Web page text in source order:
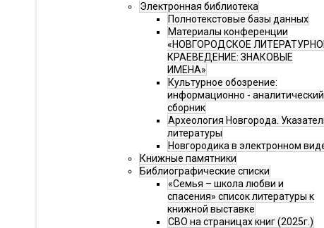
Электронная библиотека
Полнотекстовые базы данных
Материалы конференции
«НОВГОРОДСКОЕ
КРАЕВЕДЕНИЕ: ЗНАКОВЫЕ
ИМЕНА»
Культурное обозрение:
информационно - аналитический
сборник
Археология Новгорода.
литературы
Новгородика в электронном
Книжные памятники
Библиографические списки
«Семья – школа любви и
спасения» список литературы к
книжной выставке
СВО на страницах книг (2025г.)